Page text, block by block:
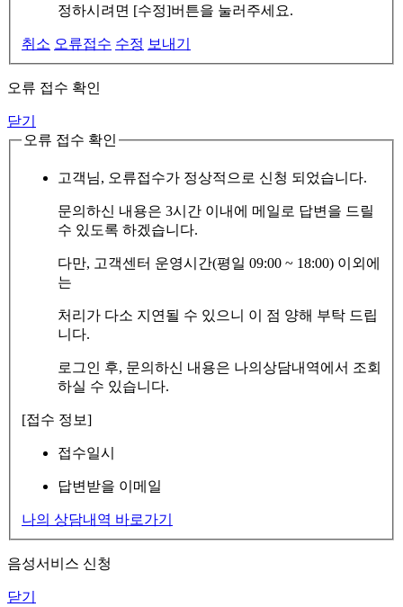
정하시려면 [수정]버튼을 눌러주세요.
취소 오류접수 수정 보내기
오류 접수 확인
닫기
오류 접수 확인
고객님, 오류접수가 정상적으로 신청 되었습니다.
문의하신 내용은 3시간 이내에 메일로 답변을 드릴
수 있도록 하겠습니다.
다만, 고객센터 운영시간(평일 09:00 ~ 18:00) 이외에
는
처리가 다소 지연될 수 있으니 이 점 양해 부탁 드립
니다.
로그인 후, 문의하신 내용은 나의상담내역에서 조회
하실 수 있습니다.
[접수 정보]
접수일시
답변받을 이메일
나의 상담내역 바로가기
음성서비스 신청
닫기